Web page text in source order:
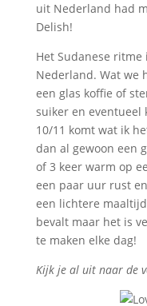
uit Nederland had
Delish!
Het Sudanese
Nederland. Wat we
een glas koffie of
suiker en eventueel
10/11 komt wat ik
dan al gewoon een
of 3 keer warm op
een paar uur rust
een lichtere
bevalt maar het is
te maken elke dag!
Kijk je al uit naar de